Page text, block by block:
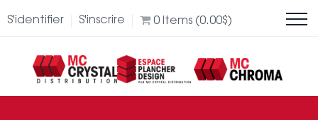
S'identifier S'inscrire 0 Items (0.00$)